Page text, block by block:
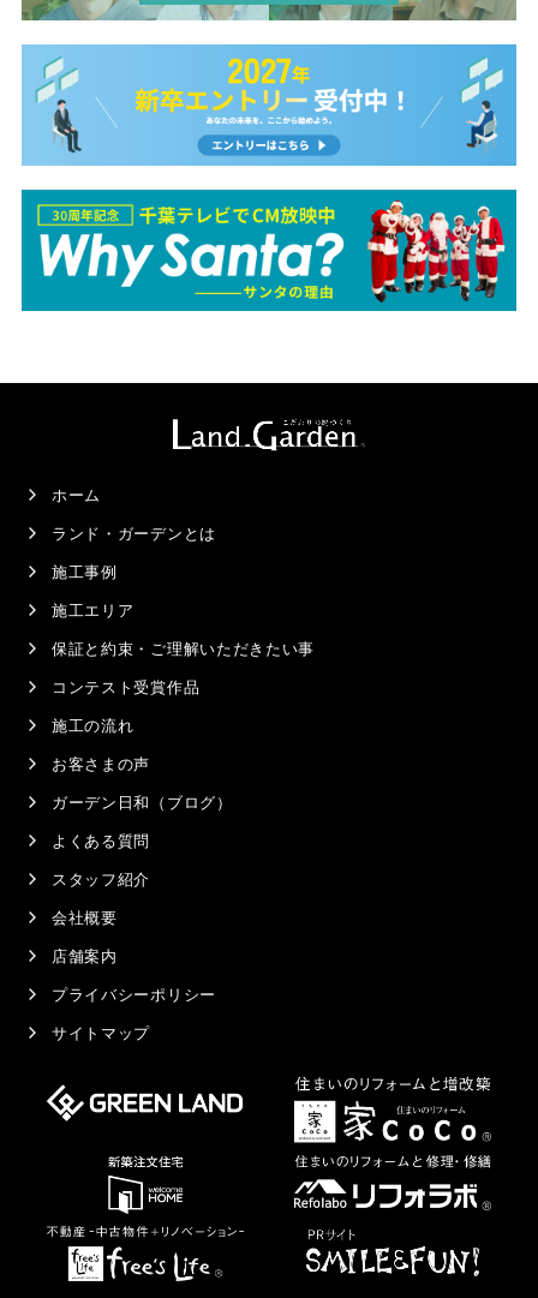
ホーム
ランド・ガーデンとは
施工事例
施工エリア
保証と約束・ご理解いただきたい事
コンテスト受賞作品
施工の流れ
お客さまの声
ガーデン日和（ブログ）
よくある質問
スタッフ紹介
会社概要
店舗案内
プライバシーポリシー
サイトマップ